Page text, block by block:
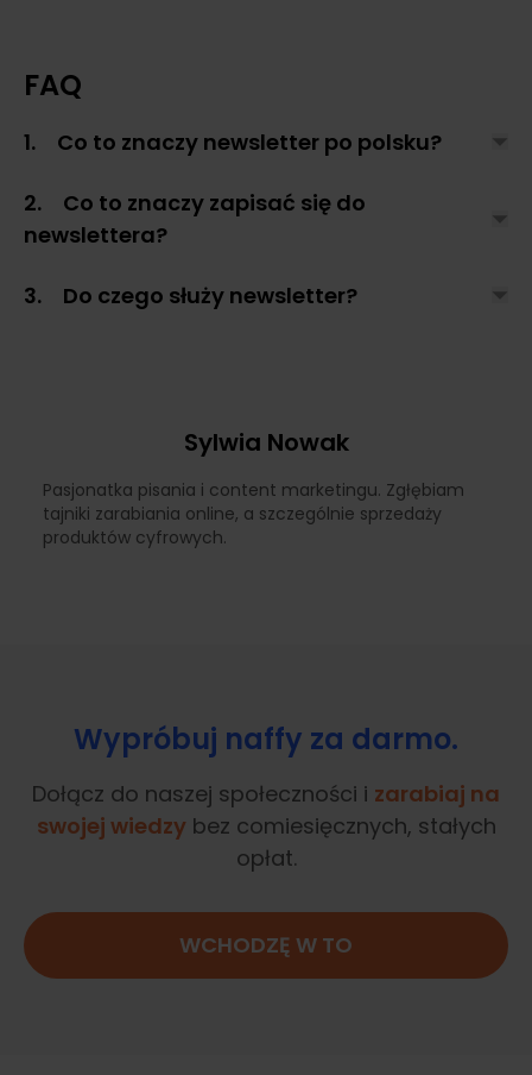
FAQ
1. Co to znaczy newsletter po polsku?
2. Co to znaczy zapisać się do
newslettera?
3. Do czego służy newsletter?
Sylwia Nowak
Pasjonatka pisania i content marketingu. Zgłębiam
tajniki zarabiania online, a szczególnie sprzedaży
produktów cyfrowych.
Wypróbuj naffy za darmo.
Dołącz do naszej społeczności i zarabiaj na
swojej wiedzybez comiesięcznych, stałych
opłat.
WCHODZĘ W TO